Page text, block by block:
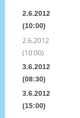
2.6.2012
(10:00)
2.6.2012
(10:00)
3.6.2012
(08:30)
3.6.2012
(15:00)